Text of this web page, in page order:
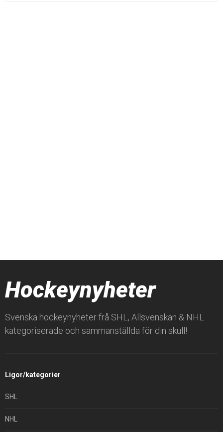
Hockeynyheter
Svenska hockeynyheter frå SHL, Allsvenskan & NHL
kategoriserade och sammanställda för din skull!
Ligor/kategorier
SHL
NHL